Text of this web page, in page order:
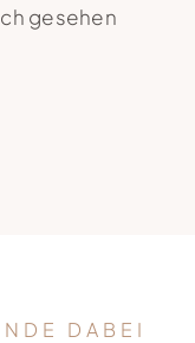
gesehen
DABEI